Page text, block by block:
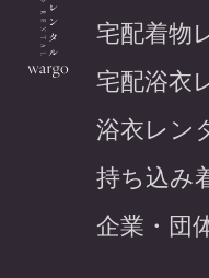
宅配着物
宅配浴衣
浴衣レン
持ち込み
企業・団